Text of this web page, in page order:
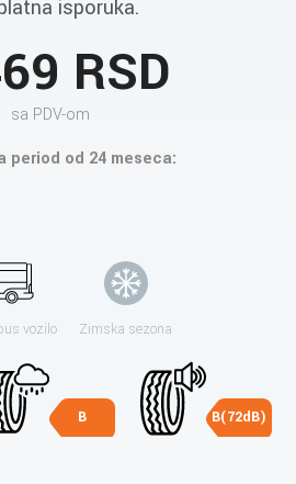
isporuka.
RSD
sa PDV-om
period od 24 meseca:
vozilo Zimska sezona
B B(72dB)